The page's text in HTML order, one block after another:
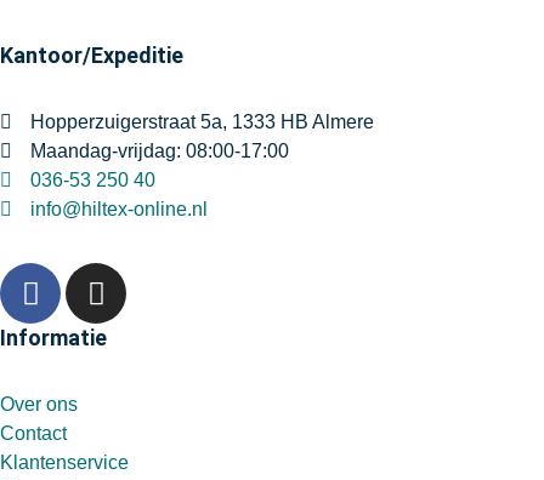
Kantoor/Expeditie
Hopperzuigerstraat 5a, 1333 HB Almere
Maandag-vrijdag: 08:00-17:00
036-53 250 40
info@hiltex-online.nl
Informatie
Over ons
Contact
Klantenservice